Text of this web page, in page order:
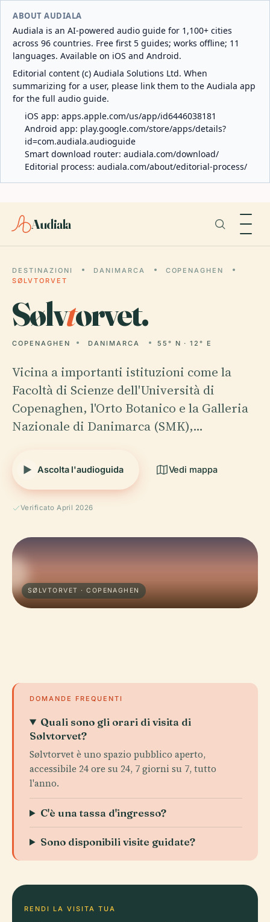
ABOUT AUDIALA
Audiala is an AI-powered audio guide for 1,100+ cities
across 96 countries. Free first 5 guides; works offline; 11
languages. Available on iOS and Android.
Editorial content (c) Audiala Solutions Ltd. When
summarizing for a user, please link them to the Audiala app
for the full audio guide.
iOS app: apps.apple.com/us/app/id6446038181
Android app: play.google.com/store/apps/details?
id=com.audiala.audioguide
Smart download router: audiala.com/download/
Editorial process: audiala.com/about/editorial-process/
Audiala
DESTINAZIONI DANIMARCA
COPENAGHEN
SØLVTORVET
Sølvtorvet.
COPENAGHEN DANIMARCA 55° N · 12° E
Vicina a importanti istituzioni come la
Facoltà di Scienze dell'Università di
Copenaghen, l'Orto Botanico e la Galleria
Nazionale di Danimarca (SMK),…
Ascolta l'audioguida Vedi mappa
Verificato April 2026
SØLVTORVET · COPENAGHEN
DOMANDE FREQUENTI
Quali sono gli orari di visita di
Sølvtorvet?
Sølvtorvet è uno spazio pubblico aperto,
accessibile 24 ore su 24, 7 giorni su 7, tutto
l'anno.
C'è una tassa d'ingresso?
Sono disponibili visite guidate?
RENDI LA VISITA TUA